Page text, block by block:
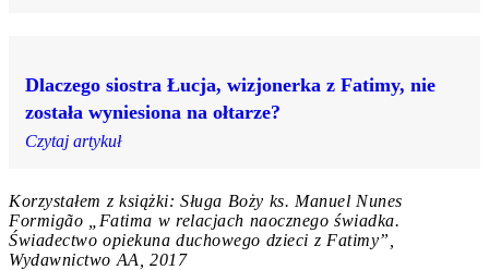
Dlaczego siostra Łucja, wizjonerka z Fatimy, nie
została wyniesiona na ołtarze?
Czytaj artykuł
Korzystałem z książki: Sługa Boży ks. Manuel Nunes
Formigão „Fatima w relacjach naocznego świadka.
Świadectwo opiekuna duchowego dzieci z Fatimy”,
Wydawnictwo AA, 2017